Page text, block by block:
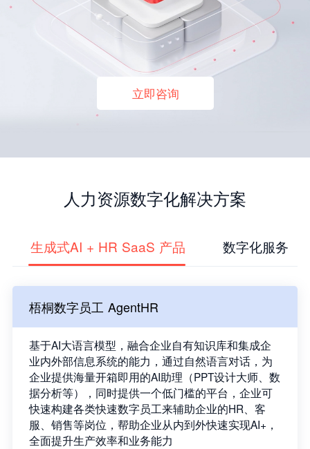
立即咨询
人力资源数字化解决方案
生成式AI + HR SaaS 产品 数字化服务
梧桐数字员工 AgentHR
基于AI大语言模型，融合企业自有知识库和集成企
业内外部信息系统的能力，通过自然语言对话，为
企业提供海量开箱即用的AI助理（PPT设计大师、数
据分析等），同时提供一个低门槛的平台，企业可
快速构建各类快速数字员工来辅助企业的HR、客
服、销售等岗位，帮助企业从内到外快速实现AI+，
全面提升生产效率和业务能力